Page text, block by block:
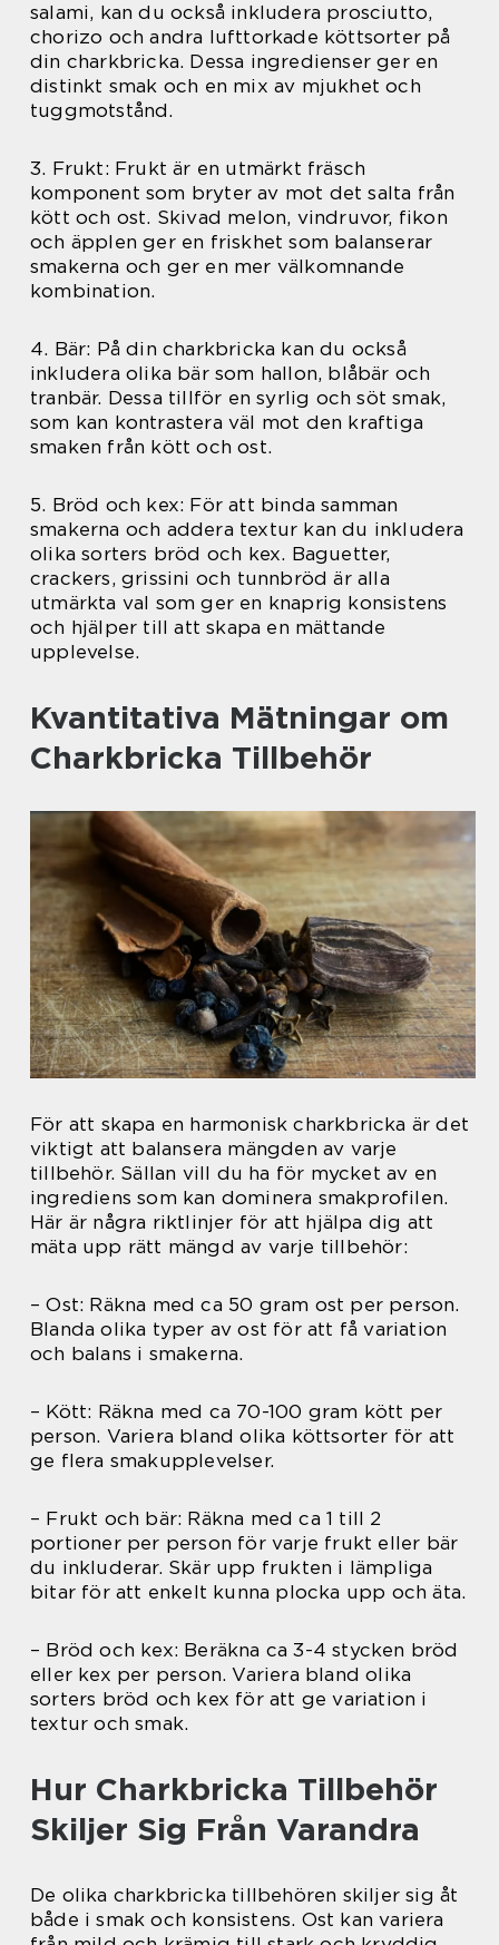
salami, kan du också inkludera prosciutto,
chorizo och andra lufttorkade köttsorter på
din charkbricka. Dessa ingredienser ger en
distinkt smak och en mix av mjukhet och
tuggmotstånd.
3. Frukt: Frukt är en utmärkt fräsch
komponent som bryter av mot det salta från
kött och ost. Skivad melon, vindruvor, fikon
och äpplen ger en friskhet som balanserar
smakerna och ger en mer välkomnande
kombination.
4. Bär: På din charkbricka kan du också
inkludera olika bär som hallon, blåbär och
tranbär. Dessa tillför en syrlig och söt smak,
som kan kontrastera väl mot den kraftiga
smaken från kött och ost.
5. Bröd och kex: För att binda samman
smakerna och addera textur kan du inkludera
olika sorters bröd och kex. Baguetter,
crackers, grissini och tunnbröd är alla
utmärkta val som ger en knaprig konsistens
och hjälper till att skapa en mättande
upplevelse.
Kvantitativa Mätningar om
Charkbricka Tillbehör
För att skapa en harmonisk charkbricka är det
viktigt att balansera mängden av varje
tillbehör. Sällan vill du ha för mycket av en
ingrediens som kan dominera smakprofilen.
Här är några riktlinjer för att hjälpa dig att
mäta upp rätt mängd av varje tillbehör:
– Ost: Räkna med ca 50 gram ost per person.
Blanda olika typer av ost för att få variation
och balans i smakerna.
– Kött: Räkna med ca 70-100 gram kött per
person. Variera bland olika köttsorter för att
ge flera smakupplevelser.
– Frukt och bär: Räkna med ca 1 till 2
portioner per person för varje frukt eller bär
du inkluderar. Skär upp frukten i lämpliga
bitar för att enkelt kunna plocka upp och äta.
– Bröd och kex: Beräkna ca 3-4 stycken bröd
eller kex per person. Variera bland olika
sorters bröd och kex för att ge variation i
textur och smak.
Hur Charkbricka Tillbehör
Skiljer Sig Från Varandra
De olika charkbricka tillbehören skiljer sig åt
både i smak och konsistens. Ost kan variera